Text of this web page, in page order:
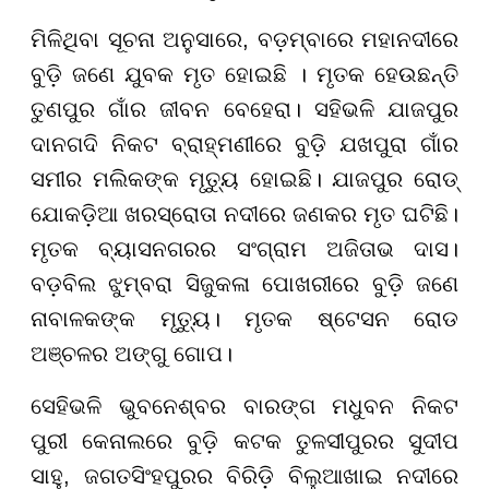
ମିଳିଥିବା ସୂଚନା ଅନୁସାରେ, ବଡ଼ମ୍ବାରେ ମହାନଦୀରେ
ବୁଡ଼ି ଜଣେ ଯୁବକ ମୃତ ହୋଇଛି । ମୃତକ ହେଉଛନ୍ତି
ତୁଣପୁର ଗାଁର ଜୀବନ ବେହେରା। ସହିଭଳି ଯାଜପୁର
ଦାନଗଦି ନିକଟ ବ୍ରାହ୍ମଣୀରେ ବୁଡ଼ି ଯଖପୁରା ଗାଁର
ସମୀର ମଲିକଙ୍କ ମୃତ୍ୟୁ ହୋଇଛି। ଯାଜପୁର ରୋଡ୍
ଯୋକଡ଼ିଆ ଖରସ୍ରୋତା ନଦୀରେ ଜଣକର ମୃତ ଘଟିଛି।
ମୃତକ ବ୍ୟାସନଗରର ସଂଗ୍ରାମ ଅଜିତାଭ ଦାସ।
ବଡ଼ବିଲ ଝୁମ୍ବରା ସିଜୁକଳା ପୋଖରୀରେ ବୁଡ଼ି ଜଣେ
ନାବାଳକଙ୍କ ମୃତ୍ୟୁ। ମୃତକ ଷ୍ଟେସନ ରୋଡ
ଅଞ୍ଚଳର ଅଙ୍ଗୁ ଗୋପ।
ସେହିଭଳି ଭୁବନେଶ୍ବର ବାରଙ୍ଗ ମଧୁବନ ନିକଟ
ପୁରୀ କେନାଲରେ ବୁଡ଼ି କଟକ ତୁଳସୀପୁରର ସୁଦୀପ
ସାହୁ, ଜଗତସିଂହପୁରର ବିରିଡ଼ି ବିଲୁଆଖାଇ ନଦୀରେ